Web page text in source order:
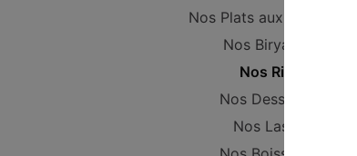
Nos Plats aux Gambas
Nos Biryanis
Nos Riz
Nos Desserts
Nos Lassi